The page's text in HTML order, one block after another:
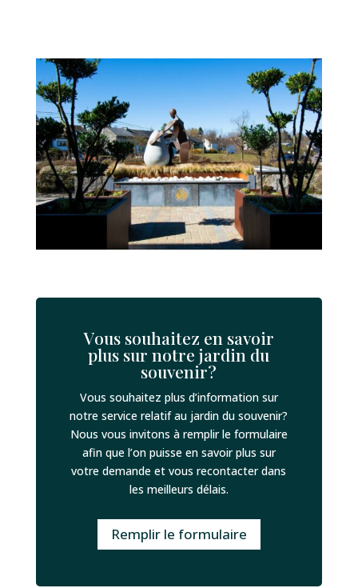
Vous souhaitez en savoir
plus sur notre jardin du
souvenir?
Vous souhaitez plus d’information sur
notre service relatif au jardin du souvenir?
Nous vous invitons à remplir le formulaire
afin que l’on puisse en savoir plus sur
votre demande et vous recontacter dans
les meilleurs délais.
Remplir le formulaire